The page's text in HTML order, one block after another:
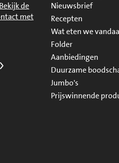
Bekijk de
met
Nieuwsbrief
Recepten
Wat eten we
Folder
Aanbiedingen
Duurzame
Jumbo's
Prijswinnende